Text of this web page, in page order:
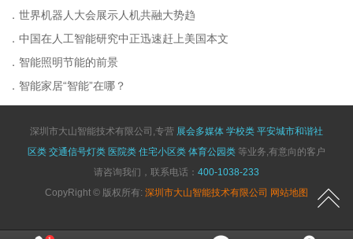
世界机器人大会展示人机共融大势趋
中国在人工智能研究中正迅速赶上美国本文
智能照明节能的前景
智能家居“智能”在哪？
深圳市大山智能技术有限公司,专营 展会多媒体 学校类 平安城市和谐社
区类 交通信号灯类 医院类 住宅小区类 体育公园类 等业务,有意向的客户
请咨询我们，联系电话： 400-1038-233
CopyRight © 版权所有: 深圳市大山智能技术有限公司 网站地图